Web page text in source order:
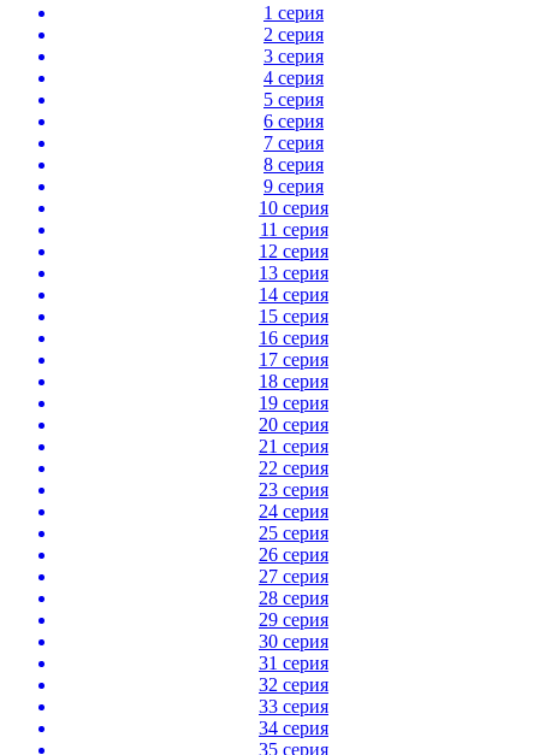
1 серия
2 серия
3 серия
4 серия
5 серия
6 серия
7 серия
8 серия
9 серия
10 серия
11 серия
12 серия
13 серия
14 серия
15 серия
16 серия
17 серия
18 серия
19 серия
20 серия
21 серия
22 серия
23 серия
24 серия
25 серия
26 серия
27 серия
28 серия
29 серия
30 серия
31 серия
32 серия
33 серия
34 серия
35 серия